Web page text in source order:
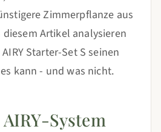
Zimmerpflanze aus
Artikel analysieren
Starter-Set S seinen
kann - und was nicht.
System